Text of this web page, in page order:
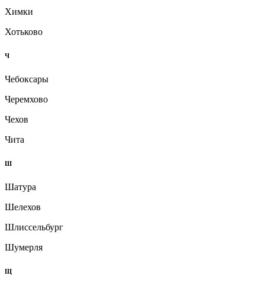
Химки
Хотьково
Ч
Чебоксары
Черемхово
Чехов
Чита
Ш
Шатура
Шелехов
Шлиссельбург
Шумерля
Щ